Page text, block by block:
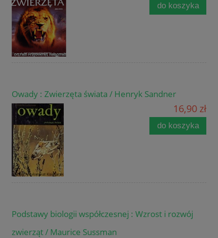
do koszyka
Owady : Zwierzęta świata / Henryk Sandner
16,90 zł
do koszyka
Podstawy biologii współczesnej : Wzrost i rozwój
zwierząt / Maurice Sussman